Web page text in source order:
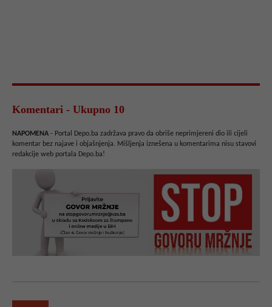
Komentari - Ukupno 10
NAPOMENA - Portal Depo.ba zadržava pravo da obriše neprimjereni dio ili cijeli
komentar bez najave i objašnjenja. Mišljenja iznešena u komentarima nisu stavovi
redakcije web portala Depo.ba!